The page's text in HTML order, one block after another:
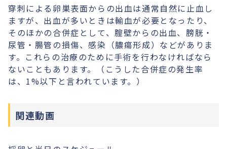
穿刺による卵巣表面からの出血は通常自然に止血し
ますが、出血が多いときは輸血が必要となったり、
そのほかの合併症として、腟壁からの出血、膀胱・
尿管・腸管の損傷、感染（膿瘍形成）などがありま
す。これらの治療のために手術を行わなければなら
ないこともあります。（こうした合併症の発生率
は、1%以下と言われています。）
関連動画